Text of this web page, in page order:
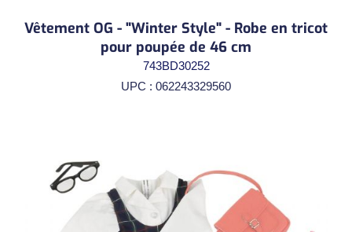
Vêtement OG - "Winter Style" - Robe en tricot
pour poupée de 46 cm
743BD30252
UPC : 062243329560